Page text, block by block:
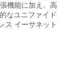
機能に加え、高い管
なユニファイド ファ
ス イーサネット ファ